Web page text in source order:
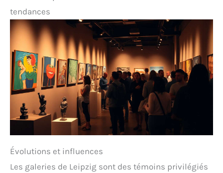
tendances
Évolutions et influences
Les galeries de Leipzig sont des témoins privilégiés